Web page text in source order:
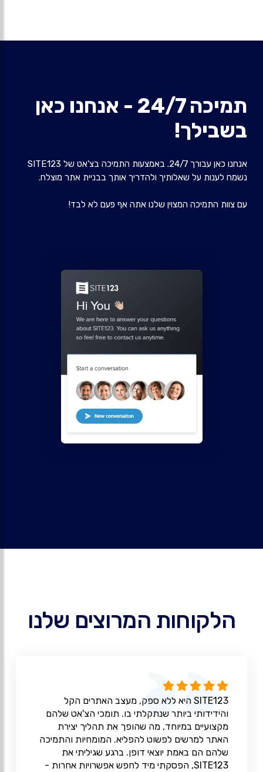
תמיכה 24/7 - אנחנו כאן
בשבילך!
אנחנו כאן עבורך 24/7. באמצעות התמיכה בצ'אט של SITE123
נשמח לענות על שאלותיך ולהדריך אותך בבניית אתר מוצלח.
עם צוות התמיכה המצוין שלנו אתה אף פעם לא לבד!
הלקוחות המרוצים שלנו
SITE123 היא ללא ספק, מעצב האתרים הקל
והידידותי ביותר שנתקלתי בו. תומכי הצ'אט שלהם
מקצועיים במיוחד, מה שהופך את תהליך יצירת
האתר למרשים לפשוט להפליא. המומחיות והתמיכה
שלהם הם באמת יוצאי דופן. ברגע שגיליתי את
SITE123, הפסקתי מיד לחפש אפשרויות אחרות -